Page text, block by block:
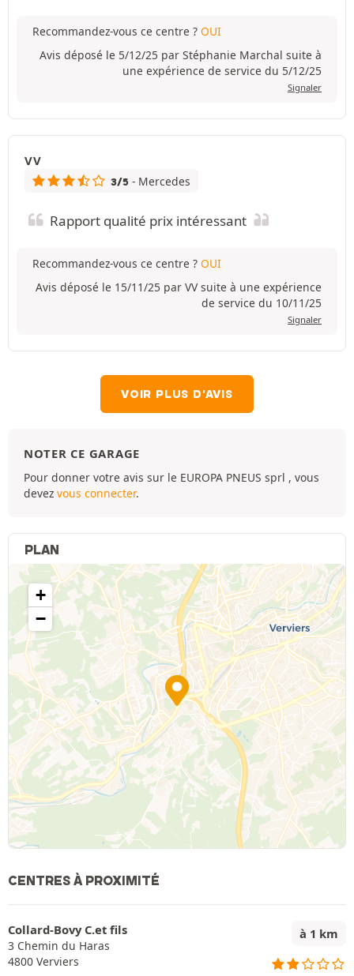
Recommandez-vous ce centre ? OUI
Avis déposé le 5/12/25 par Stéphanie Marchal suite à
une expérience de service du 5/12/25
Signaler
VV
3/5 - Mercedes
Rapport qualité prix intéressant
Recommandez-vous ce centre ? OUI
Avis déposé le 15/11/25 par VV suite à une expérience
de service du 10/11/25
Signaler
VOIR PLUS D'AVIS
NOTER CE GARAGE
Pour donner votre avis sur le EUROPA PNEUS sprl , vous
devez vous connecter.
PLAN
+
−
CENTRES À PROXIMITÉ
Collard-Bovy C.et fils
3 Chemin du Haras
4800 Verviers
à 1 km